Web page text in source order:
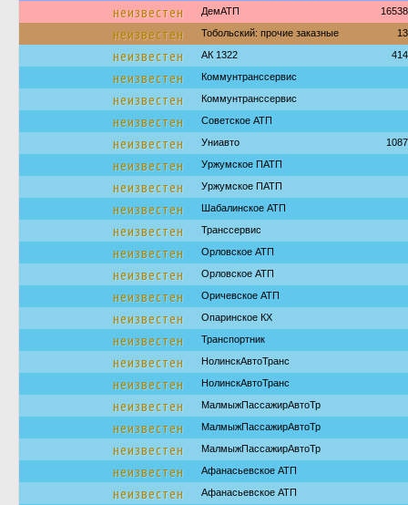
неизвестен ДемАТП
неизвестен Тобольский: прочие заказные
неизвестен АК 1322
неизвестен Коммунтранссервис
неизвестен Коммунтранссервис
неизвестен Советское АТП
неизвестен Униавто
неизвестен Уржумское ПАТП
неизвестен Уржумское ПАТП
неизвестен Шабалинское АТП
неизвестен Транссервис
неизвестен Орловское АТП
неизвестен Орловское АТП
неизвестен Оричевское АТП
неизвестен Опаринское КХ
неизвестен Транспортник
неизвестен НолинскАвтоТранс
неизвестен НолинскАвтоТранс
неизвестен МалмыжПассажирАвтоТр
неизвестен МалмыжПассажирАвтоТр
неизвестен МалмыжПассажирАвтоТр
неизвестен Афанасьевское АТП
неизвестен Афанасьевское АТП